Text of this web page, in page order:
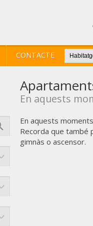
CONTACTE
En aquests
En aquests
Recorda que també
gimnàs o ascensor.